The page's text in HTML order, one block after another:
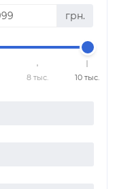
грн.
8 тыс. 10 тыс.